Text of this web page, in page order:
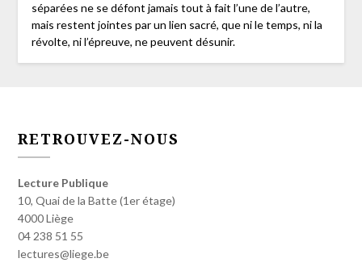
séparées ne se défont jamais tout à fait l’une de l’autre,
mais restent jointes par un lien sacré, que ni le temps, ni la
révolte, ni l’épreuve, ne peuvent désunir.
RETROUVEZ-NOUS
Lecture Publique
10, Quai de la Batte (1er étage)
4000 Liège
04 238 51 55
lectures@liege.be